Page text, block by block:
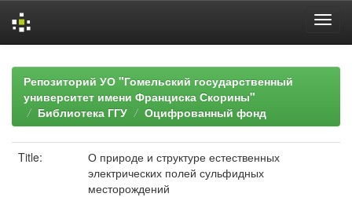
navigationРепозиторий УО "Гомельский государственный
университет имени Франциска Скорины"
Библиотека ГГУ
Оцифрованный фонд
Title:
О природе и структуре естественных
электрических полей сульфидных
месторождений